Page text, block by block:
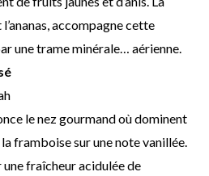
accompagne cette
une trame minérale… aérienne.
le nez gourmand où dominent
framboise sur une note vanillée.
une fraîcheur acidulée de